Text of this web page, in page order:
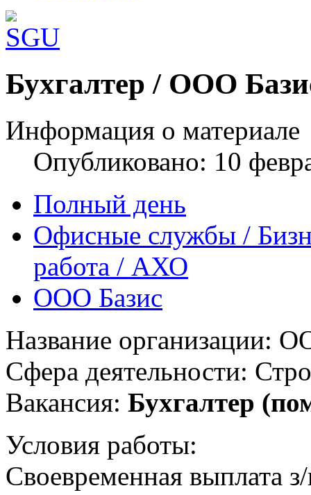
Шаблоны Joomla 3 здесь: http://www.joomla3x.ru/joomla3-
Бухгалтер / ООО
Информация о материале
Опубликовано: 10
Полный день
Офисные службы /
работа / АХО
ООО Базис
Название организации:
Сфера деятельности:
Вакансия: Бухгалтер
Условия работы:
Своевременная выплата